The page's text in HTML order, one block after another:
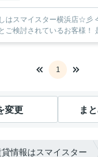
ター横浜店☆彡 今回、ご閲覧いただいた
ご検討されているお客様！
1
変更 ま
情報はスマイスター